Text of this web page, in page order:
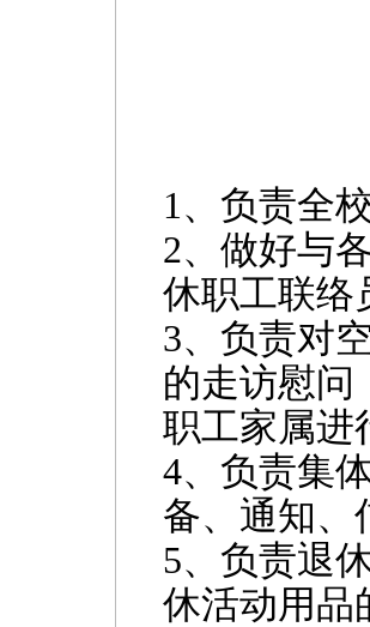
1、负责全
2、做好与
休职工联络
3、负责对
的走访慰问
职工家属进
4、负责集
备、通知、
5、负责退
休活动用品